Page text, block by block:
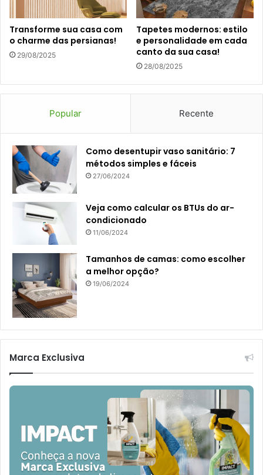
Transforme sua casa com
o charme das persianas!
29/08/2025
Tapetes modernos: estilo
e personalidade em cada
canto da sua casa!
28/08/2025
Popular Recente
Como desentupir vaso sanitário: 7
métodos simples e fáceis
27/06/2024
Veja como calcular os BTUs do ar-
condicionado
11/06/2024
Tamanhos de camas: como escolher
a melhor opção?
19/06/2024
Marca Exclusiva